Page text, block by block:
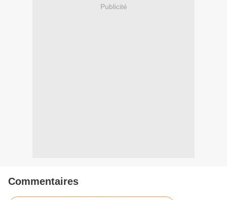
Publicité
Commentaires